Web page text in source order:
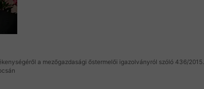
a mezőgazdasági őstermelői igazolványról szóló 436/2015.